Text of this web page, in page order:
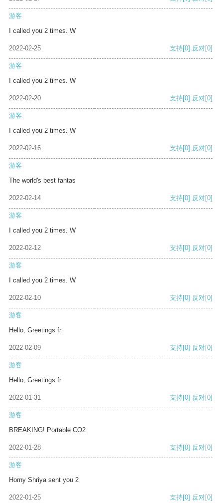
游客
I called you 2 times. W
2022-02-25 支持[0] 反对[0]
游客
I called you 2 times. W
2022-02-20 支持[0] 反对[0]
游客
I called you 2 times. W
2022-02-16 支持[0] 反对[0]
游客
The world's best fantas
2022-02-14 支持[0] 反对[0]
游客
I called you 2 times. W
2022-02-12 支持[0] 反对[0]
游客
I called you 2 times. W
2022-02-10 支持[0] 反对[0]
游客
Hello, Greetings fr
2022-02-09 支持[0] 反对[0]
游客
Hello, Greetings fr
2022-01-31 支持[0] 反对[0]
游客
BREAKING! Portable CO2
2022-01-28 支持[0] 反对[0]
游客
Horny Shriya sent you 2
2022-01-25 支持[0] 反对[0]